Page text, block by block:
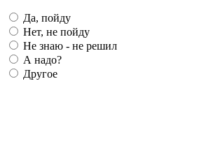
Да, пойду
Нет, не пойду
Не знаю - не решил
А надо?
Другое